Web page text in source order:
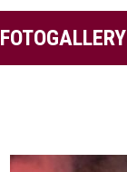
FOTOGALLERY